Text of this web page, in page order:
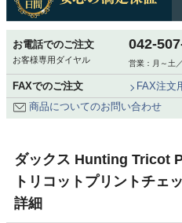
お電話でのご注文
お客様専用ダイヤル
042-
営業：月～土
FAXでのご注文
FAX注文
商品についてのお問い合わせ
ダックス Hunting Tricot
トリコットプリントチェ
詳細